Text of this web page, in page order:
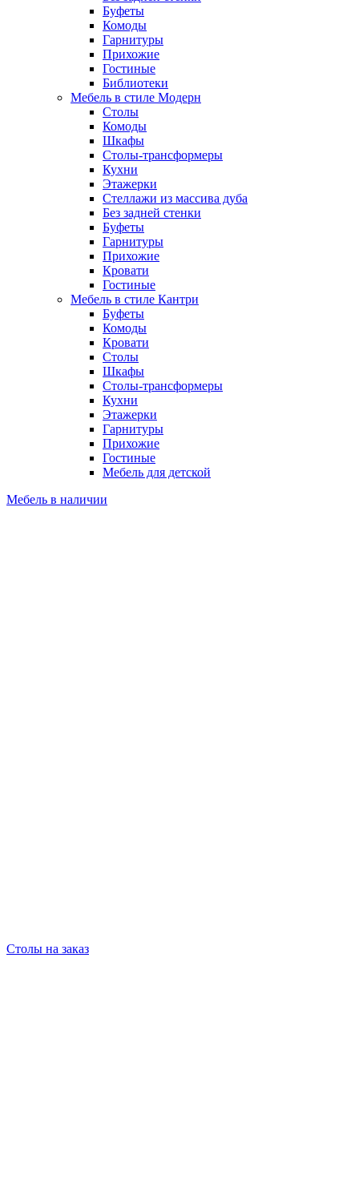
Буфеты
Комоды
Гарнитуры
Прихожие
Гостиные
Библиотеки
Мебель в стиле Модерн
Столы
Комоды
Шкафы
Столы-трансформеры
Кухни
Этажерки
Стеллажи из массива дуба
Без задней стенки
Буфеты
Гарнитуры
Прихожие
Кровати
Гостиные
Мебель в стиле Кантри
Буфеты
Комоды
Кровати
Столы
Шкафы
Столы-трансформеры
Кухни
Этажерки
Гарнитуры
Прихожие
Гостиные
Мебель для детской
Мебель в наличии
Столы на заказ